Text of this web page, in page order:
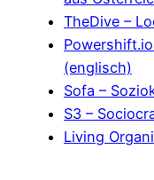
TheDive –
(englisch)
Sofa –
S3 –
Living